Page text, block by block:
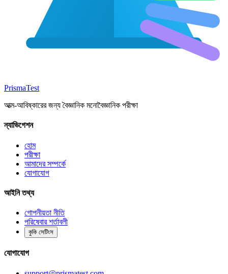
PrismaTest
আত্ম-আবিষ্কারের জন্য বৈজ্ঞানিক মনোবৈজ্ঞানিক পরীক্ষা
ন্যাভিগেশন
হোম
পরীক্ষা
আমাদের সম্পর্কে
যোগাযোগ
আইনি তথ্য
গোপনীয়তা নীতি
পরিষেবার শর্তাবলী
কুকি সেটিংস
যোগাযোগ